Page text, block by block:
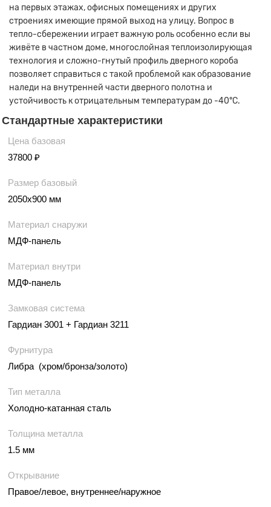
на первых этажах, офисных помещениях и других
строениях имеющие прямой выход на улицу. Вопрос в
тепло-сбережении играет важную роль особенно если вы
живёте в частном доме, многослойная теплоизолирующая
технология и сложно-гнутый профиль дверного короба
позволяет справиться с такой проблемой как образование
наледи на внутренней части дверного полотна и
устойчивость к отрицательным температурам до -40°С.
Стандартные характеристики
Цена базовая
37800 ₽
Размер базовый
2050х900 мм
Материал снаружи
МДФ-панель
Материал внутри
МДФ-панель
Замковая система
Гардиан 3001 + Гардиан 3211
Фурнитура
Либра (хром/бронза/золото)
Тип металла
Холодно-катанная сталь
Толщина металла
1.5 мм
Открывание
Правое/левое, внутреннее/наружное